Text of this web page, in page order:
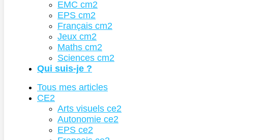
EMC cm2
EPS cm2
Français cm2
Jeux cm2
Maths cm2
Sciences cm2
Qui suis-je ?
Tous mes articles
CE2
Arts visuels ce2
Autonomie ce2
EPS ce2